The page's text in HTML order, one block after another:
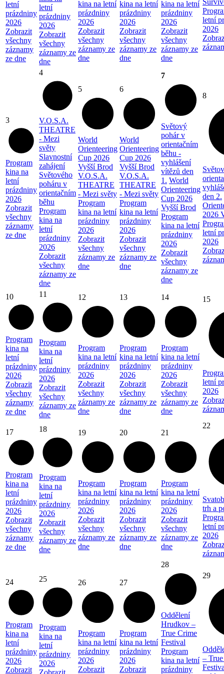
letní
prázdniny
2026
Zobrazit
všechny
záznamy
ze dne
letní
prázdniny
2026
Zobrazit
všechny
záznamy ze
dne
kina na letní
prázdniny
2026
Zobrazit
všechny
záznamy ze
dne
kina na letní
prázdniny
2026
Zobrazit
všechny
záznamy ze
dne
kina na letní
prázdniny
2026
Zobrazit
všechny
záznamy ze
dne
letní
2026
3
Program
kina na
letní
prázdniny
2026
Zobrazit
všechny
záznamy
ze dne
4
V.O.S.A.
THEATRE
- Mezi
světy
Slavnostní
zahájení
Světového
poháru v
orientačním
běhu
Program
kina na
letní
prázdniny
2026
Zobrazit
všechny
záznamy ze
dne
5
World
Orienteering
Cup 2026
Vyšší Brod
V.O.S.A.
THEATRE
- Mezi světy
Program
kina na letní
prázdniny
2026
Zobrazit
všechny
záznamy ze
dne
6
World
Orienteering
Cup 2026
Vyšší Brod
V.O.S.A.
THEATRE
- Mezi světy
Program
kina na letní
prázdniny
2026
Zobrazit
všechny
záznamy ze
dne
7
Světový
pohár v
orientačním
běhu -
vyhlášení
vítězů den
1. World
Orienteering
Cup 2026
Vyšší Brod
Program
kina na letní
prázdniny
2026
Zobrazit
všechny
záznamy ze
dne
8
den 2.
2026
letní
2026
10
Program
kina na
letní
prázdniny
2026
Zobrazit
všechny
záznamy
ze dne
11
Program
kina na
letní
prázdniny
2026
Zobrazit
všechny
záznamy ze
dne
12
Program
kina na letní
prázdniny
2026
Zobrazit
všechny
záznamy ze
dne
13
Program
kina na letní
prázdniny
2026
Zobrazit
všechny
záznamy ze
dne
14
Program
kina na letní
prázdniny
2026
Zobrazit
všechny
záznamy ze
dne
15
letní
2026
17
Program
kina na
letní
prázdniny
2026
Zobrazit
všechny
záznamy
ze dne
18
Program
kina na
letní
prázdniny
2026
Zobrazit
všechny
záznamy ze
dne
19
Program
kina na letní
prázdniny
2026
Zobrazit
všechny
záznamy ze
dne
20
Program
kina na letní
prázdniny
2026
Zobrazit
všechny
záznamy ze
dne
21
Program
kina na letní
prázdniny
2026
Zobrazit
všechny
záznamy ze
dne
22
trh a
letní
2026
24
Program
kina na
letní
prázdniny
2026
Zobrazit
25
Program
kina na
letní
prázdniny
2026
Zobrazit
26
Program
kina na letní
prázdniny
2026
Zobrazit
27
Program
kina na letní
prázdniny
2026
Zobrazit
28
Oddělení
Hrudkov –
True Crime
Festival
Program
kina na letní
prázdniny
29
–